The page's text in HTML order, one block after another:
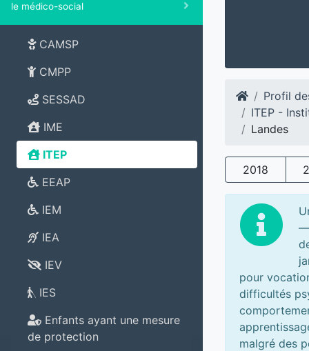
le médico-social
CAMSP
CMPP
SESSAD
IME
ITEP
EEAP
IEM
IEA
IEV
IES
Enfants ayant une mesure
de protection
Profil
ITEP -
Landes
2018
—
pour
difficultés
malgré des